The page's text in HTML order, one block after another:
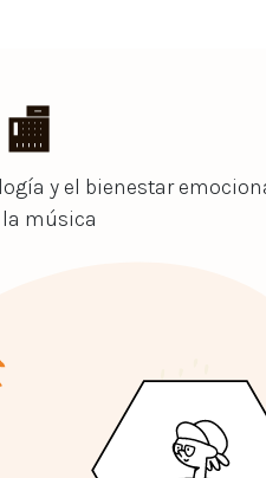
y el bienestar
música